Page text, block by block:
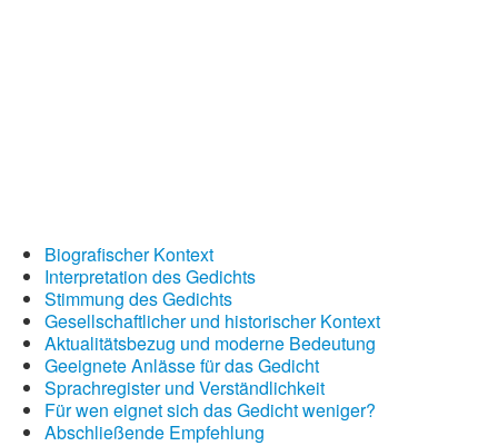
Valentinstag Gedichte
Vatertagsgedichte
Weihnachtsgedichte
Wintergedichte
Biografischer Kontext
Interpretation des Gedichts
Stimmung des Gedichts
Gesellschaftlicher und historischer Kontext
Aktualitätsbezug und moderne Bedeutung
Geeignete Anlässe für das Gedicht
Sprachregister und Verständlichkeit
Für wen eignet sich das Gedicht weniger?
Abschließende Empfehlung